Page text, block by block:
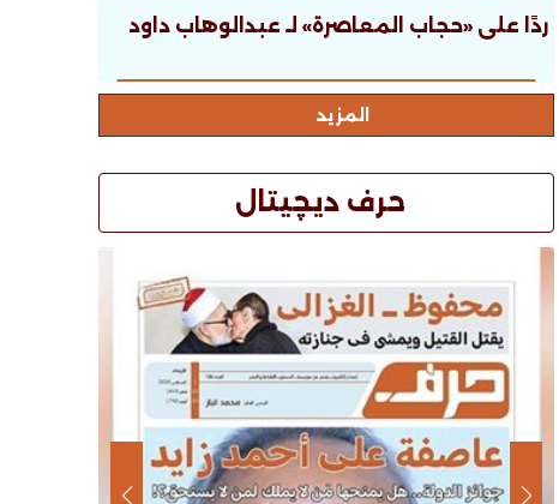
ردًا على «حجاب المعاصرة» لـ عبدالوهاب داود
المزيد
حرف ديچيتال